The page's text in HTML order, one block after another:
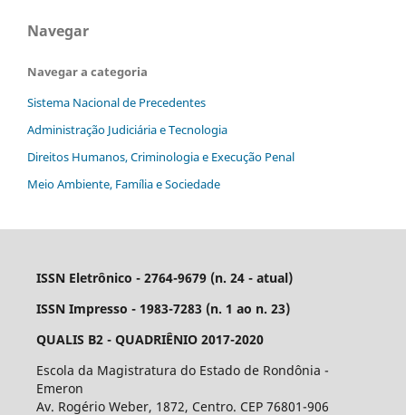
Navegar
Navegar a categoria
Sistema Nacional de Precedentes
Administração Judiciária e Tecnologia
Direitos Humanos, Criminologia e Execução Penal
Meio Ambiente, Família e Sociedade
ISSN Eletrônico - 2764-9679 (n. 24 - atual)
ISSN Impresso - 1983-7283 (n. 1 ao n. 23)
QUALIS B2 - QUADRIÊNIO 2017-2020
Escola da Magistratura do Estado de Rondônia -
Emeron
Av. Rogério Weber, 1872, Centro. CEP 76801-906